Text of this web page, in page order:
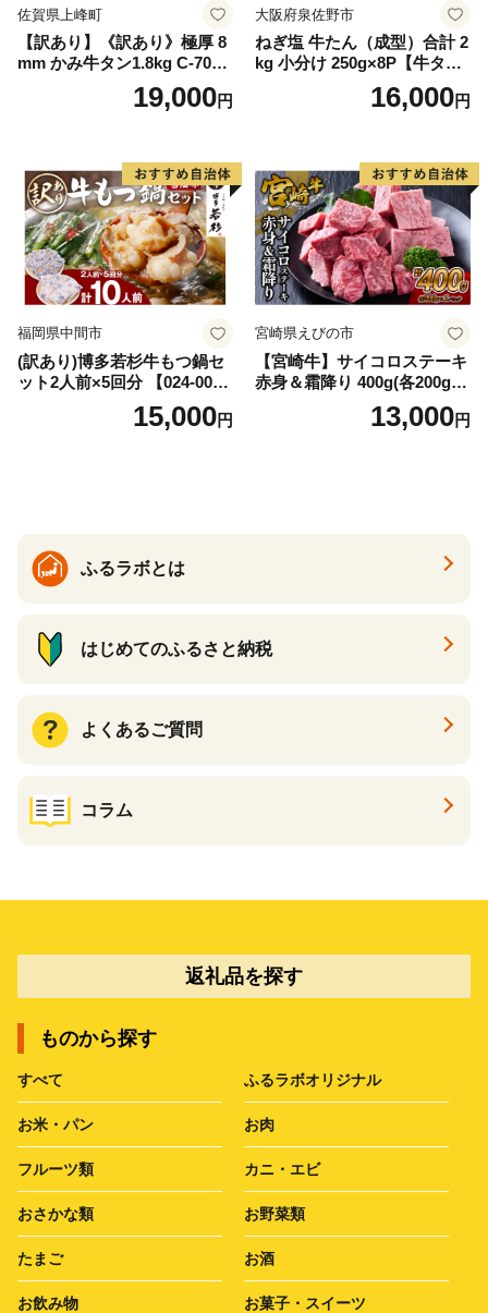
佐賀県上峰町
【訳あり】《訳あり》極厚 8
mm かみ牛タン1.8kg C-709-
19,000円
大阪府泉佐野市
ねぎ塩 牛たん（成型）合計 2
kg 小分け 250g×8P【牛タン
牛肉 焼肉用 薄切り 訳あり サ
16,000円
福岡県中間市
(訳あり)博多若杉牛もつ鍋セ
ット2人前×5回分 【024-002
15,000円
宮崎県えびの市
【宮崎牛】サイコロステーキ
赤身＆霜降り 400g(各200g×
１P 計2P) 真空パック 冷凍
13,000円
ふるラボとは
はじめてのふるさと納税
よくあるご質問
コラム
返礼品を探す
ものから探す
すべて ふるラボオリジナル
お米・パン お肉
フルーツ類 カニ・エビ
おさかな類 お野菜類
たまご お酒
お飲み物 お菓子・スイーツ